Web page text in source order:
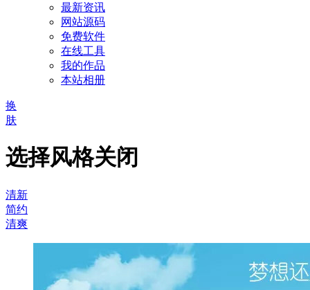
最新资讯
网站源码
免费软件
在线工具
我的作品
本站相册
换
肤
选择风格关闭
清新
简约
清爽